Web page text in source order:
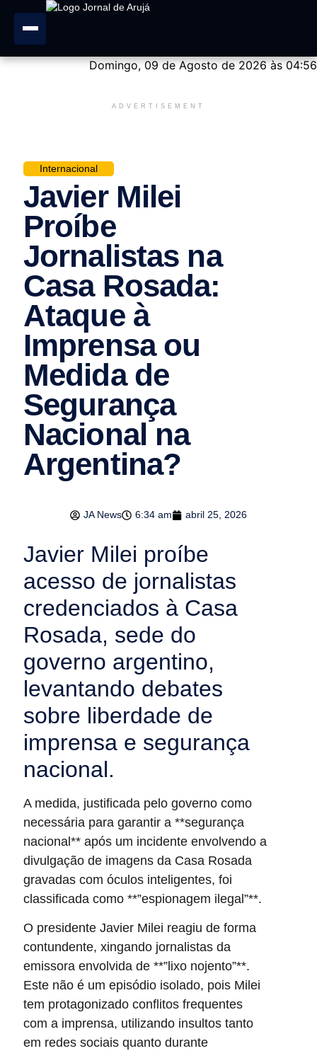
Domingo, 09 de Agosto de 2026 às 04:56
ADVERTISEMENT
Internacional
Javier Milei
Proíbe
Jornalistas na
Casa Rosada:
Ataque à
Imprensa ou
Medida de
Segurança
Nacional na
Argentina?
JA News 6:34 am abril 25, 2026
Javier Milei proíbe
acesso de jornalistas
credenciados à Casa
Rosada, sede do
governo argentino,
levantando debates
sobre liberdade de
imprensa e segurança
nacional.
A medida, justificada pelo governo como
necessária para garantir a **segurança
nacional** após um incidente envolvendo a
divulgação de imagens da Casa Rosada
gravadas com óculos inteligentes, foi
classificada como **”espionagem ilegal”**.
O presidente Javier Milei reagiu de forma
contundente, xingando jornalistas da
emissora envolvida de **”lixo nojento”**.
Este não é um episódio isolado, pois Milei
tem protagonizado conflitos frequentes
com a imprensa, utilizando insultos tanto
em redes sociais quanto durante